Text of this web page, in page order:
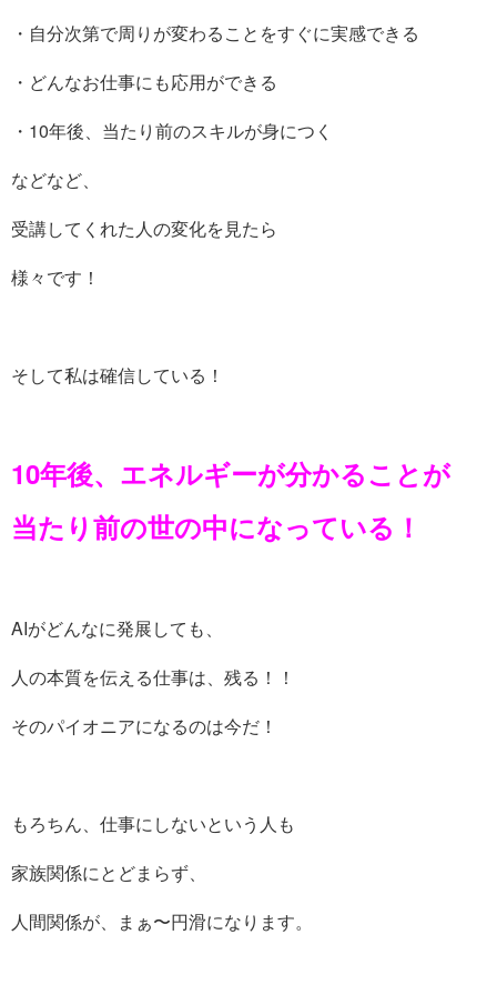
・自分次第で周りが変わることをすぐに実感できる
・どんなお仕事にも応用ができる
・10年後、当たり前のスキルが身につく
などなど、
受講してくれた人の変化を見たら
様々です！
そして私は確信している！
10年後、エネルギーが分かることが
当たり前の世の中になっている！
AIがどんなに発展しても、
人の本質を伝える仕事は、残る！！
そのパイオニアになるのは今だ！
もろちん、仕事にしないという人も
家族関係にとどまらず、
人間関係が、まぁ〜円滑になります。